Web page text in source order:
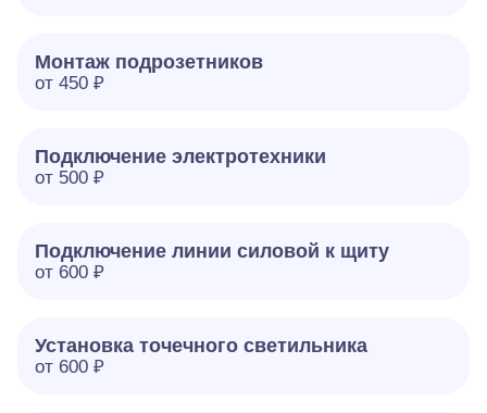
Монтаж подрозетников
от 450 ₽
Подключение электротехники
от 500 ₽
Подключение линии силовой к щиту
от 600 ₽
Установка точечного светильника
от 600 ₽